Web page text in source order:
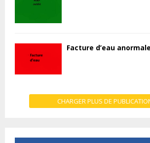
Facture d’eau anormale
CHARGER PLUS DE